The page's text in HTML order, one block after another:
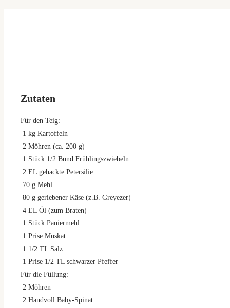
Zutaten
Für den Teig:
1 kg Kartoffeln
2 Möhren (ca. 200 g)
1 Stück 1/2 Bund Frühlingszwiebeln
2 EL gehackte Petersilie
70 g Mehl
80 g geriebener Käse (z.B. Greyezer)
4 EL Öl (zum Braten)
1 Stück Paniermehl
1 Prise Muskat
1 1/2 TL Salz
1 Prise 1/2 TL schwarzer Pfeffer
Für die Füllung:
2 Möhren
2 Handvoll Baby-Spinat